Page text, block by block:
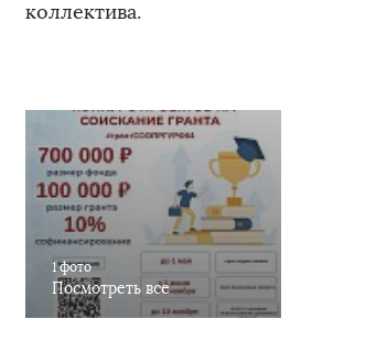
коллектива.
1 фото
Посмотреть все